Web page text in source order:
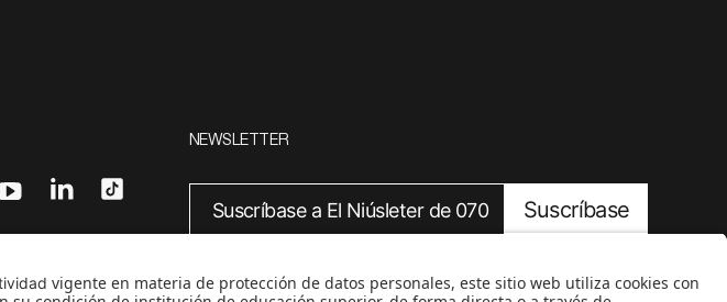
NEWSLETTER
Suscríbase